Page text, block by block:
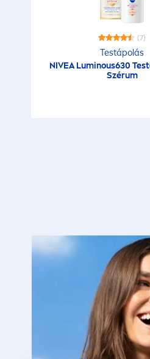
(7)
Testápolás
NIVEA Luminous630
Szérum